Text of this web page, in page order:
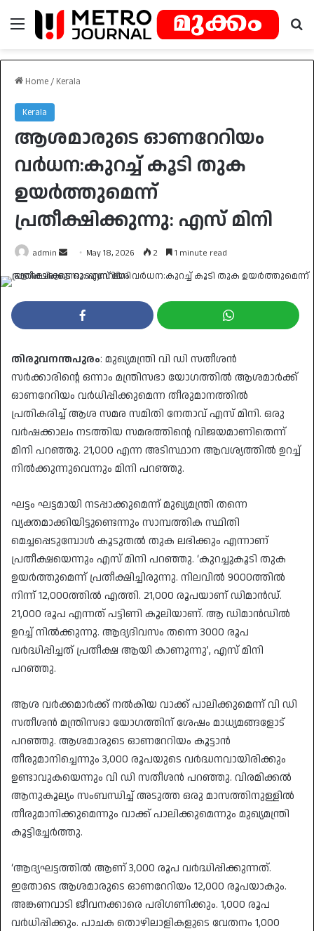
Menu
Home / Kerala
Kerala
ആശമാരുടെ ഓണറേറിയം
വർധന:കുറച്ച് കൂടി തുക
ഉയർത്തുമെന്ന്
പ്രതീക്ഷിക്കുന്നു: എസ് മിനി
admin
Send May 18, 2026 2 1 minute read
തിരുവനന്തപുരം: മുഖ്യമന്ത്രി വി ഡി സതീശന്‍
സര്‍ക്കാരിന്റെ ഒന്നാം മന്ത്രിസഭാ യോഗത്തില്‍ ആശമാര്‍ക്ക്
ഓണറേറിയം വര്‍ധിപ്പിക്കുമെന്ന തീരുമാനത്തില്‍
പ്രതികരിച്ച് ആശ സമര സമിതി നേതാവ് എസ് മിനി. ഒരു
വര്‍ഷക്കാലം നടത്തിയ സമരത്തിന്റെ വിജയമാണിതെന്ന്
മിനി പറഞ്ഞു. 21,000 എന്ന അടിസ്ഥാന ആവശ്യത്തില്‍ ഉറച്ച്
നില്‍ക്കുന്നുവെന്നും മിനി പറഞ്ഞു.
ഘട്ടം ഘട്ടമായി നടപ്പാക്കുമെന്ന് മുഖ്യമന്ത്രി തന്നെ
വ്യക്തമാക്കിയിട്ടുണ്ടെന്നും സാമ്പത്തിക സ്ഥിതി
മെച്ചപ്പെടുമ്പോള്‍ കൂടുതല്‍ തുക ലഭിക്കും എന്നാണ്
പ്രതീക്ഷയെന്നും എസ് മിനി പറഞ്ഞു. ‘കുറച്ചുകൂടി തുക
ഉയര്‍ത്തുമെന്ന് പ്രതീക്ഷിച്ചിരുന്നു. നിലവില്‍ 9000ത്തില്‍
നിന്ന് 12,000ത്തില്‍ എത്തി. 21,000 രൂപയാണ് ഡിമാന്‍ഡ്.
21,000 രൂപ എന്നത് പട്ടിണി കൂലിയാണ്. ആ ഡിമാന്‍ഡില്‍
ഉറച്ച് നില്‍ക്കുന്നു. ആദ്യദിവസം തന്നെ 3000 രൂപ
വര്‍ദ്ധിപ്പിച്ചത് പ്രതീക്ഷ ആയി കാണുന്നു’, എസ് മിനി
പറഞ്ഞു.
ആശ വര്‍ക്കമാര്‍ക്ക് നല്‍കിയ വാക്ക് പാലിക്കുമെന്ന് വി ഡി
സതീശന്‍ മന്ത്രിസഭാ യോഗത്തിന് ശേഷം മാധ്യമങ്ങളോട്
പറഞ്ഞു. ആശമാരുടെ ഓണറേറിയം കൂട്ടാന്‍
തീരുമാനിച്ചെന്നും 3,000 രൂപയുടെ വര്‍ദ്ധനവായിരിക്കും
ഉണ്ടാവുകയെന്നും വി ഡി സതീശന്‍ പറഞ്ഞു. വിരമിക്കല്‍
ആനുകൂല്യം സംബന്ധിച്ച് അടുത്ത ഒരു മാസത്തിനുള്ളില്‍
തീരുമാനിക്കുമെന്നും വാക്ക് പാലിക്കുമെന്നും മുഖ്യമന്ത്രി
കൂട്ടിച്ചേര്‍ത്തു.
‘ആദ്യഘട്ടത്തില്‍ ആണ് 3,000 രൂപ വര്‍ദ്ധിപ്പിക്കുന്നത്.
ഇതോടെ ആശമാരുടെ ഓണറേറിയം 12,000 രൂപയാകും.
അങ്കണവാടി ജീവനക്കാരെ പരിഗണിക്കും. 1,000 രൂപ
വര്‍ധിപ്പിക്കും. പാചക തൊഴിലാളികളുടെ വേതനം 1,000